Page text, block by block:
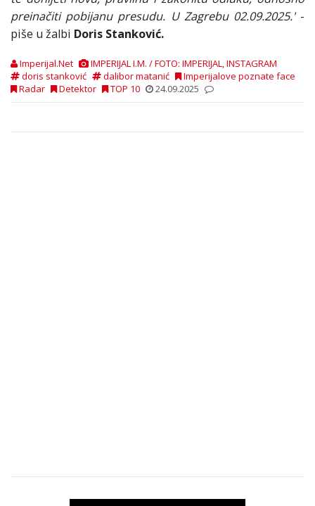
preinačiti pobijanu presudu. U Zagrebu 02.09.2025.'-
piše u žalbi Doris Stanković.
Imperijal.Net
IMPERIJAL I.M. / FOTO: IMPERIJAL, INSTAGRAM
doris stanković
dalibor matanić
Imperijalove poznate face
Radar
Detektor TOP 10 24.09.2025